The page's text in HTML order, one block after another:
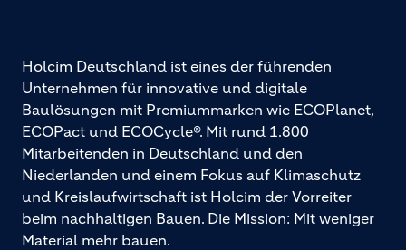
Holcim Deutschland ist eines der führenden
Unternehmen für innovative und digitale
Baulösungen mit Premiummarken wie ECOPlanet,
ECOPact und ECOCycle®. Mit rund 1.800
Mitarbeitenden in Deutschland und den
Niederlanden und einem Fokus auf Klimaschutz
und Kreislaufwirtschaft ist Holcim der Vorreiter
beim nachhaltigen Bauen. Die Mission: Mit weniger
Material mehr bauen.